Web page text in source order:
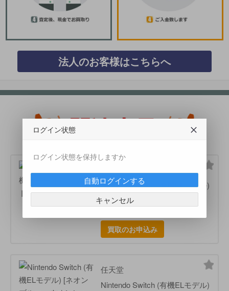
法人のお客様はこちらへ
Nintendo Switch (有機ELモデル)
[ホワイト] 4902370548495
買取のお申込み
任天堂
Nintendo Switch (有機ELモデル)
ログイン状態
ログイン状態を保持しますか
自動ログインする
キャンセル